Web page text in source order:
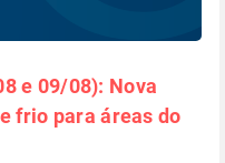
e 09/08): Nova
frio para áreas do